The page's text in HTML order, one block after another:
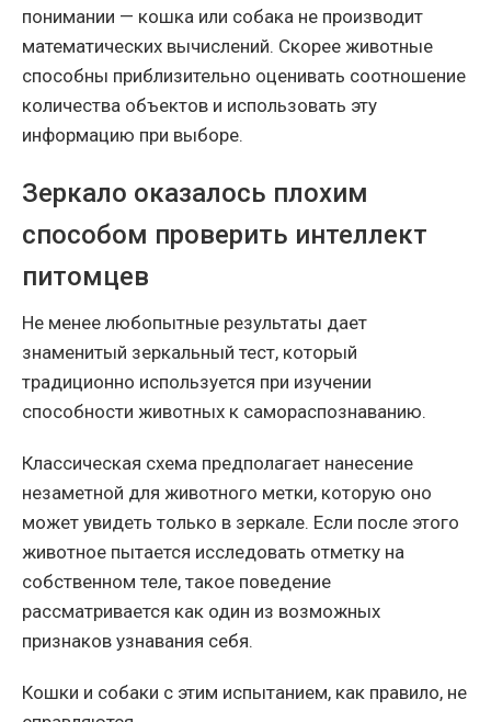
понимании — кошка или собака не производит
математических вычислений. Скорее животные
способны приблизительно оценивать соотношение
количества объектов и использовать эту
информацию при выборе.
Зеркало оказалось плохим
способом проверить интеллект
питомцев
Не менее любопытные результаты дает
знаменитый зеркальный тест, который
традиционно используется при изучении
способности животных к самораспознаванию.
Классическая схема предполагает нанесение
незаметной для животного метки, которую оно
может увидеть только в зеркале. Если после этого
животное пытается исследовать отметку на
собственном теле, такое поведение
рассматривается как один из возможных
признаков узнавания себя.
Кошки и собаки с этим испытанием, как правило, не